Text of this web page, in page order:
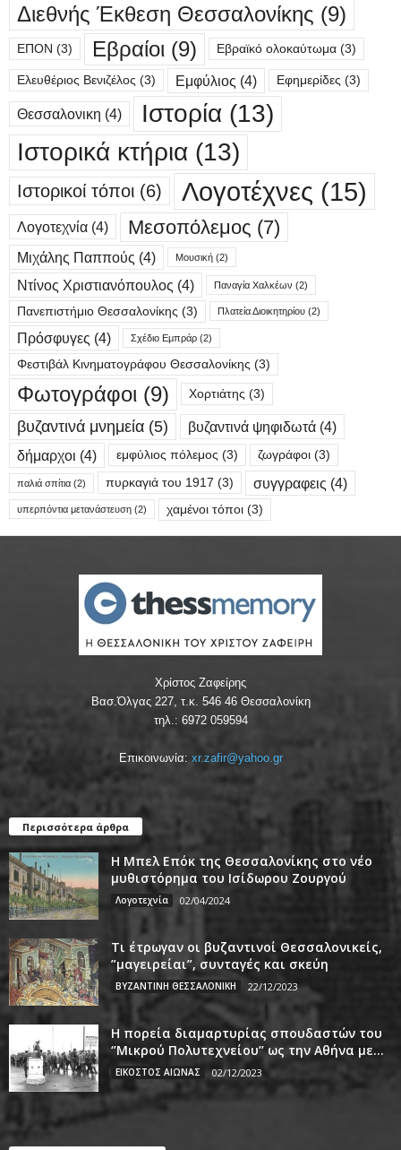
Διεθνής Έκθεση Θεσσαλονίκης (9)
ΕΠΟΝ (3) Εβραίοι (9) Εβραϊκό ολοκαύτωμα (3)
Ελευθέριος Βενιζέλος (3) Εμφύλιος (4) Εφημερίδες (3)
Θεσσαλονικη (4) Ιστορία (13)
Ιστορικά κτήρια (13)
Ιστορικοί τόποι (6) Λογοτέχνες (15)
Λογοτεχνία (4) Μεσοπόλεμος (7)
Μιχάλης Παππούς (4) Μουσική (2)
Ντίνος Χριστιανόπουλος (4) Παναγία Χαλκέων (2)
Πανεπιστήμιο Θεσσαλονίκης (3) Πλατεία Διοικητηρίου (2)
Πρόσφυγες (4) Σχέδιο Εμπράρ (2)
Φεστιβάλ Κινηματογράφου Θεσσαλονίκης (3)
Φωτογράφοι (9) Χορτιάτης (3)
βυζαντινά μνημεία (5) βυζαντινά ψηφιδωτά (4)
δήμαρχοι (4) εμφύλιος πόλεμος (3) ζωγράφοι (3)
παλιά σπίτια (2) πυρκαγιά του 1917 (3) συγγραφεις (4)
υπερπόντια μετανάστευση (2) χαμένοι τόποι (3)
Χρίστος Ζαφείρης
Βασ.Όλγας 227, τ.κ. 546 46 Θεσσαλονίκη
τηλ.: 6972 059594
Επικοινωνία: xr.zafir@yahoo.gr
Περισσότερα άρθρα
Η Μπελ Επόκ της Θεσσαλονίκης στο νέο
μυθιστόρημα του Ισίδωρου Ζουργού
Λογοτεχνία 02/04/2024
Τι έτρωγαν οι βυζαντινοί Θεσσαλονικείς,
”μαγειρείαι”, συνταγές και σκεύη
ΒΥΖΑΝΤΙΝΗ ΘΕΣΣΑΛΟΝΙΚΗ 22/12/2023
Η πορεία διαμαρτυρίας σπουδαστών του
‘’Μικρού Πολυτεχνείου’’ ως την Αθήνα με...
ΕΙΚΟΣΤΟΣ ΑΙΩΝΑΣ 02/12/2023